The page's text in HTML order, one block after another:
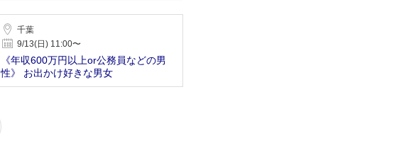
千葉
9/13(日) 11:00〜
《年収600万円以上or公務員などの男
性》 お出かけ好きな男女